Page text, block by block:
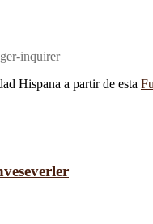
inquirer
Hispana a partir de esta